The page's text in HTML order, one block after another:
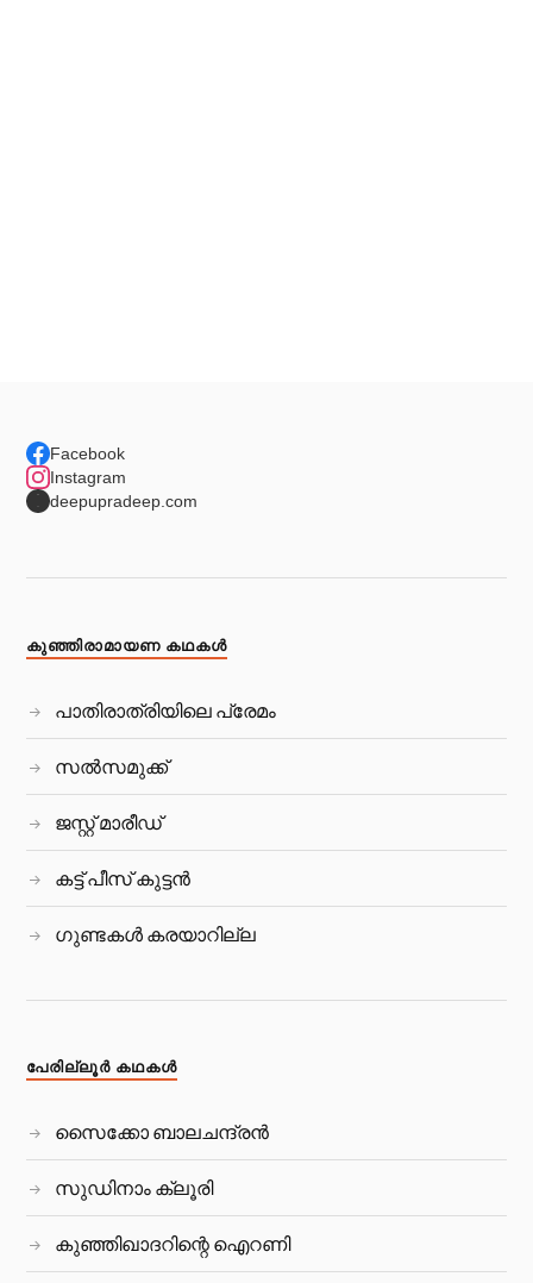
Facebook
Instagram
deepupradeep.com
കുഞ്ഞിരാമായണ കഥകള്‍
പാതിരാത്രിയിലെ പ്രേമം
സല്‍സമുക്ക്
ജസ്റ്റ് മാരീഡ്
കട്ട് പീസ്‌ കുട്ടന്‍
ഗുണ്ടകൾ കരയാറില്ല
പേരില്ലൂര്‍ കഥകള്‍
സൈക്കോ ബാലചന്ദ്രൻ
സുഡിനാം ക്ലൂരി
കുഞ്ഞിഖാദറിന്റെ ഐറണി